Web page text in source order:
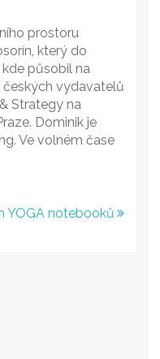
prostoru
který do
působil na
českých vydavatelů
Strategy na
Dominik je
Ve volném čase
YOGA notebooků